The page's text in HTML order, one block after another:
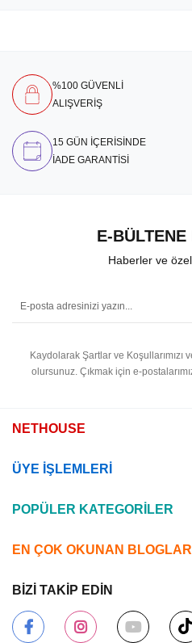
%100 GÜVENLİ
ALIŞVERİŞ
15 GÜN İÇERİSİNDE
İADE GARANTİSİ
E-
Haberler ve
Kaydolarak Şartlar ve Koşullarımızı
olursunuz. Çıkmak için e-
NETHOUSE
ÜYE İŞLEMLERİ
POPÜLER KATEGORİLER
EN ÇOK OKUNAN
BİZİ TAKİP EDİN